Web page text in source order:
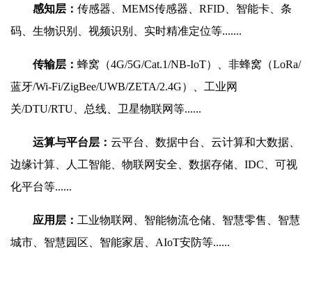
感知层： 传感器、MEMS传感器、RFID、智能卡、条
码、生物识别、视频识别、实时精准定位等.......
传输层： 蜂窝（4G/5G/Cat.1/NB-IoT）、非蜂窝（LoRa/
蓝牙/Wi-Fi/ZigBee/UWB/ZETA/2.4G）、工业网
关/DTU/RTU、总线、卫星物联网等......
运算与平台层： 云平台、数据中台、云计算和大数据、
边缘计算、人工智能、物联网安全、数据存储、IDC、可视
化平台等......
应用层： 工业物联网、智能物流仓储、智慧零售、智慧
城市、智慧园区、智能家居、AIoT安防等......